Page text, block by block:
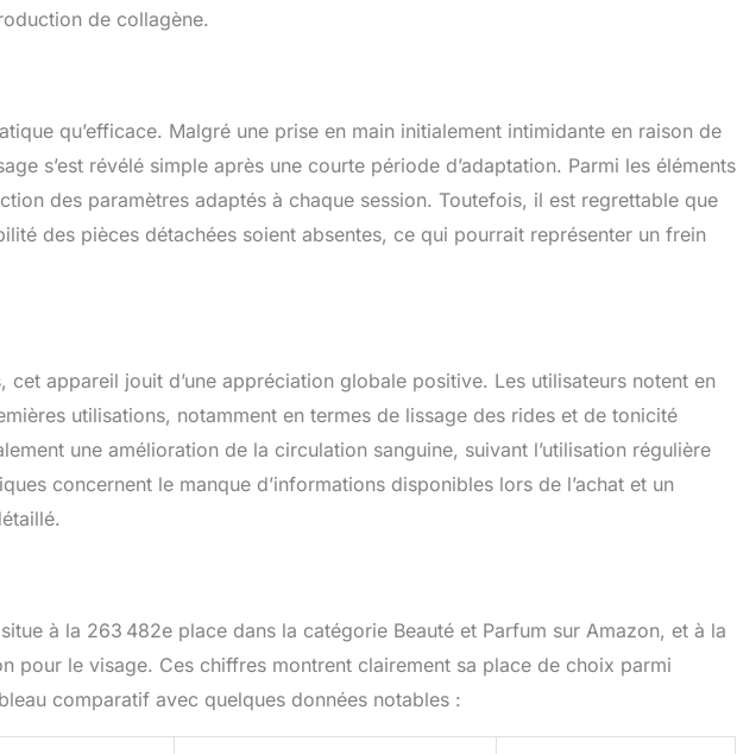
de collagène.
qu’efficace. Malgré une prise en main initialement intimidante en raison de
s’est révélé simple après une courte période d’adaptation. Parmi les éléments
des paramètres adaptés à chaque session. Toutefois, il est regrettable que
des pièces détachées soient absentes, ce qui pourrait représenter un frein
appareil jouit d’une appréciation globale positive. Les utilisateurs notent en
utilisations, notamment en termes de lissage des rides et de tonicité
une amélioration de la circulation sanguine, suivant l’utilisation régulière
concernent le manque d’informations disponibles lors de l’achat et un
à la 263 482e place dans la catégorie Beauté et Parfum sur Amazon, et à la
pour le visage. Ces chiffres montrent clairement sa place de choix parmi
comparatif avec quelques données notables :